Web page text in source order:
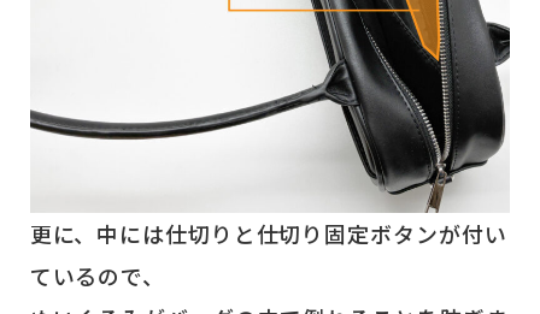
更に、中には仕切りと仕切り固定ボタンが付い
ているので、